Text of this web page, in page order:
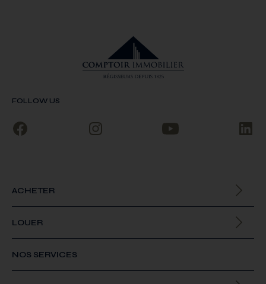
FOLLOW US
ACHETER
LOUER
NOS SERVICES